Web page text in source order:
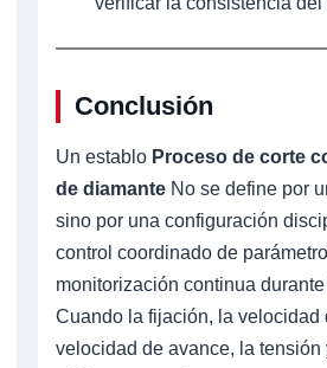
Conclusión
Un establo Proceso de corte
de diamante No se define por
sino por una configuración
control coordinado de
monitorización continua
Cuando la fijación, la velocidad
velocidad de avance, la tensión